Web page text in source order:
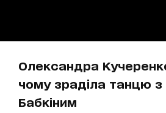
Олександра
чому зраділа танцю з
Бабкіним